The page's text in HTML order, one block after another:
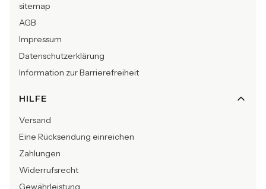
sitemap
AGB
Impressum
Datenschutzerklärung
Information zur Barrierefreiheit
HILFE
Versand
Eine Rücksendung einreichen
Zahlungen
Widerrufsrecht
Gewährleistung